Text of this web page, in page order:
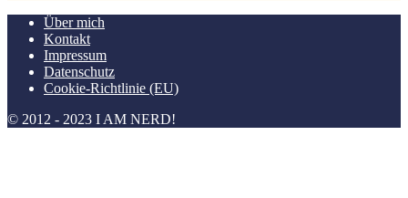
Über mich
Kontakt
Impressum
Datenschutz
Cookie-Richtlinie (EU)
© 2012 - 2023 I AM NERD!